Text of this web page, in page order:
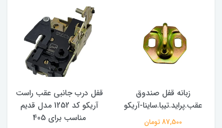
زبانه قفل صندوق
عقب.پراید.تیبا.ساینا-آریکو
87,500 تومان
قفل درب جانبی عقب راست
آریکو کد 1252 مدل قدیم
مناسب برای 405